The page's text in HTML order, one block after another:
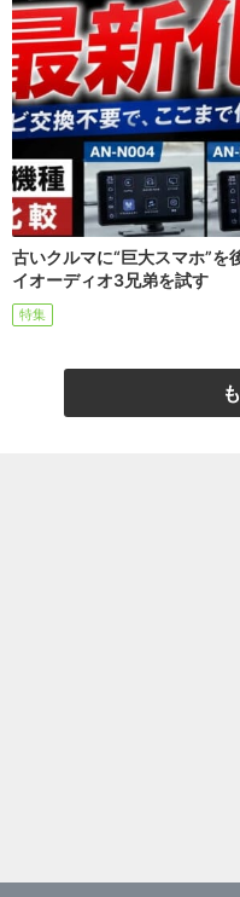
古いクルマに“巨大スマホ”を
イオーディオ3兄弟を試す
特集